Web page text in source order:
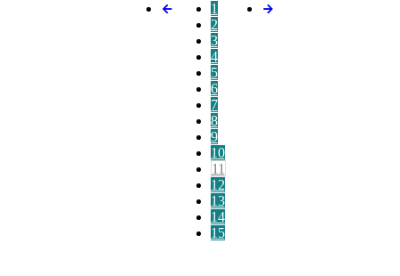
1
2
3
4
5
6
7
8
9
10
11
12
13
14
15